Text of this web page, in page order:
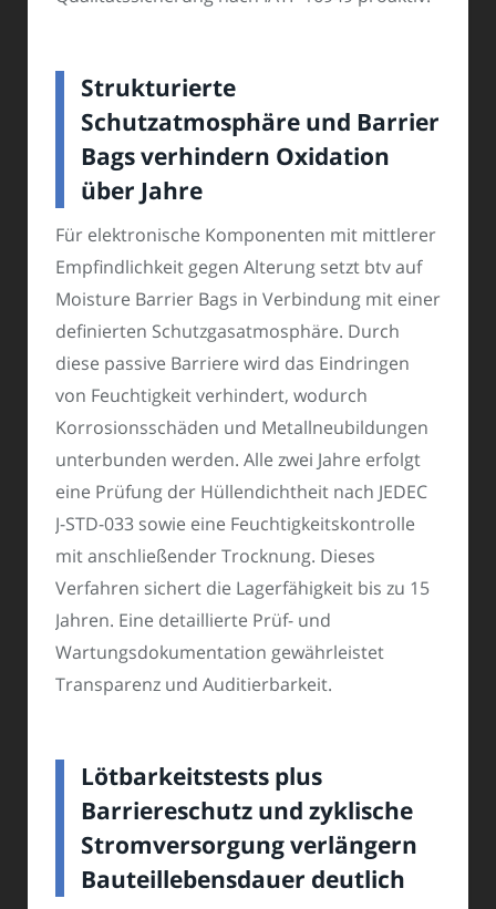
Strukturierte
Schutzatmosphäre und Barrier
Bags verhindern Oxidation
über Jahre
Für elektronische Komponenten mit mittlerer
Empfindlichkeit gegen Alterung setzt btv auf
Moisture Barrier Bags in Verbindung mit einer
definierten Schutzgasatmosphäre. Durch
diese passive Barriere wird das Eindringen
von Feuchtigkeit verhindert, wodurch
Korrosionsschäden und Metallneubildungen
unterbunden werden. Alle zwei Jahre erfolgt
eine Prüfung der Hüllendichtheit nach JEDEC
J-STD-033 sowie eine Feuchtigkeitskontrolle
mit anschließender Trocknung. Dieses
Verfahren sichert die Lagerfähigkeit bis zu 15
Jahren. Eine detaillierte Prüf- und
Wartungsdokumentation gewährleistet
Transparenz und Auditierbarkeit.
Lötbarkeitstests plus
Barriereschutz und zyklische
Stromversorgung verlängern
Bauteillebensdauer deutlich